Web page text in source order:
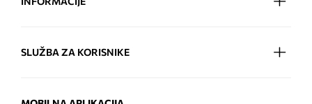
SLUŽBA ZA KORISNIKE